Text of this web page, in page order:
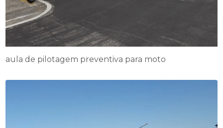
aula de pilotagem preventiva para moto